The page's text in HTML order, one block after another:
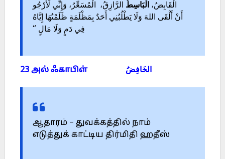
الْقَابِضُ، الْبَاسِطُ الرَّازِقُ، الْمُسَعِّرُ، وَإِنِّي لَأَرْجُو
أَنْ أَلْقَى اللهَ وَلَا يَطْلُبُنِي أَحَدٌ بِمَظْلَمَةٍ ظَلَمْتُهَا إِيَّاهُ
فِي دَمٍ وَلَا مَالٍ “
23 அல் ஃகாபிள் الخَافِضُ
ஆதாரம் – துவக்கத்தில் நாம்
எடுத்துக் காட்டிய திர்மிதி ஹதீஸ்